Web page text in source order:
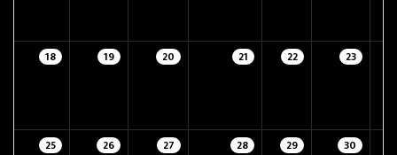
18 19 20 21 22 23
25 26 27 28 29 30